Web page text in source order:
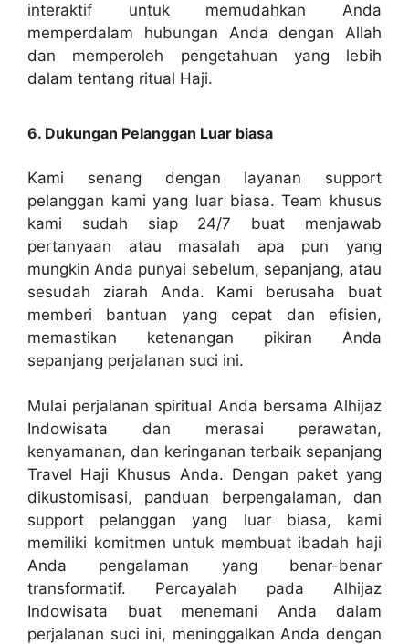
interaktif untuk memudahkan Anda
memperdalam hubungan Anda dengan Allah
dan memperoleh pengetahuan yang lebih
dalam tentang ritual Haji.
6. Dukungan Pelanggan Luar biasa
Kami senang dengan layanan support
pelanggan kami yang luar biasa. Team khusus
kami sudah siap 24/7 buat menjawab
pertanyaan atau masalah apa pun yang
mungkin Anda punyai sebelum, sepanjang, atau
sesudah ziarah Anda. Kami berusaha buat
memberi bantuan yang cepat dan efisien,
memastikan ketenangan pikiran Anda
sepanjang perjalanan suci ini.
Mulai perjalanan spiritual Anda bersama Alhijaz
Indowisata dan merasai perawatan,
kenyamanan, dan keringanan terbaik sepanjang
Travel Haji Khusus Anda. Dengan paket yang
dikustomisasi, panduan berpengalaman, dan
support pelanggan yang luar biasa, kami
memiliki komitmen untuk membuat ibadah haji
Anda pengalaman yang benar-benar
transformatif. Percayalah pada Alhijaz
Indowisata buat menemani Anda dalam
perjalanan suci ini, meninggalkan Anda dengan